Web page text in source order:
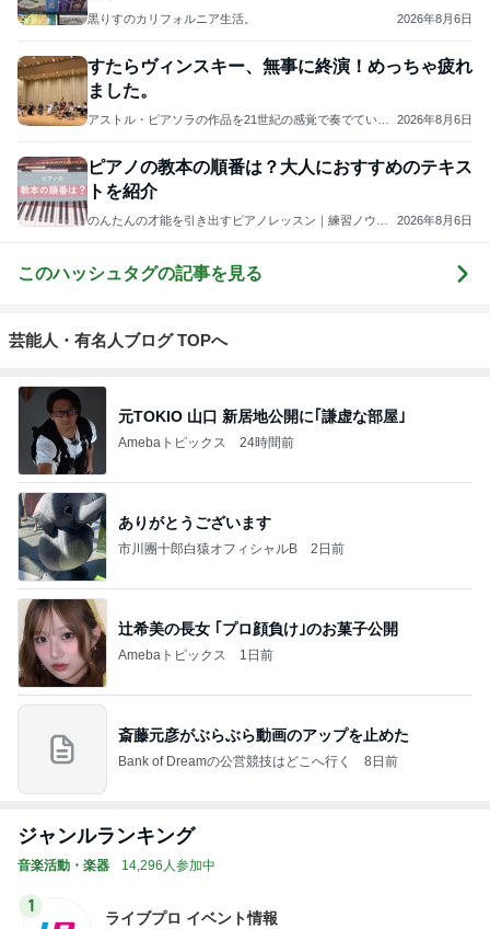
黒りすのカリフォルニア生活。 2026年8月6日
すたらヴィンスキー、無事に終演！めっちゃ疲れ
ました。
アストル・ピアソラの作品を21世紀の感覚で奏でている
2026年8月6日
ピアノの教本の順番は？大人におすすめのテキス
トを紹介
のんたんの才能を引き出すピアノレッスン｜練習ノウハ
2026年8月6日
このハッシュタグの記事を見る
芸能人・有名人ブログ TOPへ
元TOKIO 山口 新居地公開に｢謙虚な部屋｣
Amebaトピックス 24時間前
ありがとうございます
市川團十郎白猿オフィシャルB 2日前
辻希美の長女 ｢プロ顔負け｣のお菓子公開
Amebaトピックス 1日前
斎藤元彦がぶらぶら動画のアップを止めた
Bank of Dreamの公営競技はどこへ行く 8日前
ジャンルランキング
音楽活動・楽器 14,296人参加中
1
ライブプロ イベント情報